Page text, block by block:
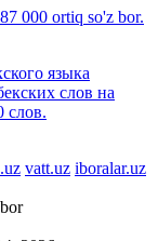
000 ortiq so'z bor.
языка
слов на
слов.
vatt.uz iboralar.uz